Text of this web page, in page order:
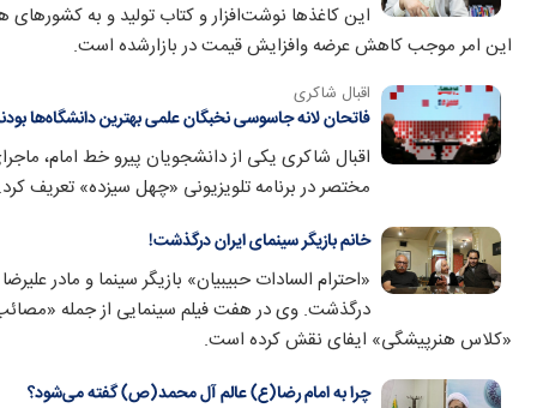
این کاغذها نوشت‌افزار و کتاب تولید و به کشورهای
این امر موجب کاهش عرضه وافزایش قیمت در بازارشده است.
اقبال شاکری
فاتحان لانه جاسوسی نخبگان علمی بهترین دانشگاه‌ها
اقبال شاکری یکی از دانشجویان پیرو خط امام،
مختصر در برنامه تلویزیونی «چهل سیزده» تعریف کرد.
خانم بازیگر سینمای ایران درگذشت!
درگذشت. وی در هفت فیلم سینمایی از جمله
«کلاس هنرپیشگی» ایفای نقش کرده است.
چرا به امام رضا(ع) عالم آل محمد(ص) گفته می‌شود؟